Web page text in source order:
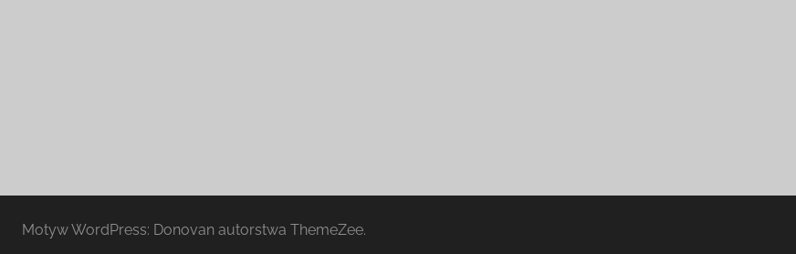
Motyw WordPress: Donovan autorstwa ThemeZee.